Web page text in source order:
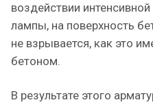
воздействии
лампы, на поверхность
не взрывается, как это
бетоном.
В результате этого